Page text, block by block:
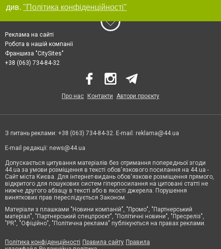
див. "Політика конфіденційності"
Реклама на сайті
Робота в нашій компанії
Франшиза "CitySites"
+38 (063) 734-84-32
Про нас Контакти Автори проєкту
З питань реклами: +38 (063) 734-84-32. E-mail: reklama@44.ua
E-mail редакції: news@44.ua
Допускається цитування матеріалів без отримання попередньої згоди
44.ua за умови розміщення в тексті обов'язкового посилання на 44.ua -
Сайт міста Києва. Для інтернет-видань обов'язкове розміщення прямого,
відкритого для пошукових систем гіперпосилання на цитовані статті не
нижче другого абзацу в тексті або в якості джерела. Порушення
виняткових прав переслідується Законом.
Матеріали з плашками "Новини компаній", "Промо", "Партнерський
матеріал", "Партнерський спецпроєкт", "Політичні новини", "Пресреліз",
"PR", "Офіційно", "Політична реклама" публікуються на правах реклами.
Політика конфіденційності Правила сайту Правила